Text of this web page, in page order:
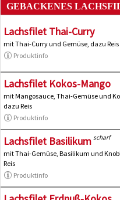
GEBACKENES
Lachsfilet Thai-Curry
mit Thai-Curry und Gemüse, dazu Reis
Produktinfo
Lachsfilet Kokos-Mango
mit Mangosauce, Thai-Gemüse und
dazu Reis
Produktinfo
Lachsfilet Basilikum scharf
mit Thai-Gemüse, Basilikum und
Reis
Produktinfo